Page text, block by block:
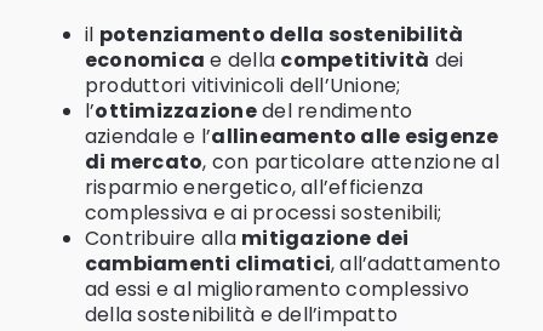
il potenziamento della sostenibilità
economica e della competitività dei
produttori vitivinicoli dell’Unione;
l’ottimizzazionedel rendimento
aziendale e l’allineamento alle esigenze
di mercato, con particolare attenzione al
risparmio energetico, all’efficienza
complessiva e ai processi sostenibili;
Contribuire alla mitigazione dei
cambiamenti climatici, all’adattamento
ad essi e al miglioramento complessivo
della sostenibilità e dell’impatto